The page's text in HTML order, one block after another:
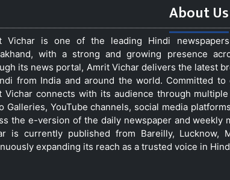
About Us
Vichar is one of the leading Hindi
with a strong and growing presence
its news portal, Amrit Vichar delivers the latest
from India and around the world. Committed
Vichar connects with its audience through
Galleries, YouTube channels, social media
the e-version of the daily newspaper and weekly
is currently published from Bareilly, Lucknow,
expanding its reach as a trusted voice in